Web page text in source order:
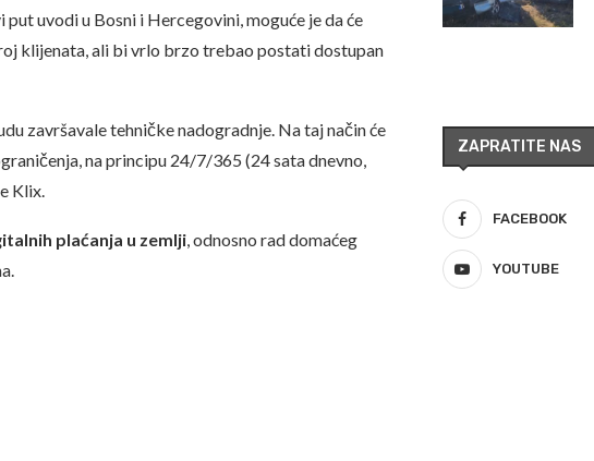
uvodi u Bosni i Hercegovini, moguće je da će
klijenata, ali bi vrlo brzo trebao postati dostupan
završavale tehničke nadogradnje. Na taj način će
na principu 24/7/365 (24 sata dnevno,
Klix.
plaćanja u zemlji, odnosno rad domaćeg
ZAPRATITE NAS
FACEBOOK
YOUTUBE